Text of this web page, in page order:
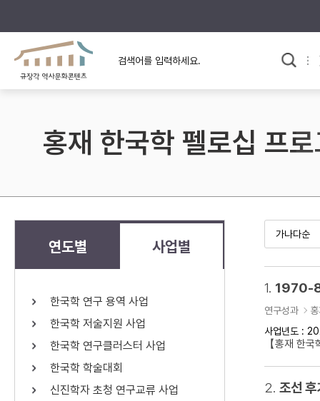
규장각의 어제와 오늘
규장각 소개영상
사료와 문학으로 본
고대
고려
조선 후기
근대
검색 연산자 사용안내
연산자
AND
OR 정조 OR 정약용 “정조” 또는 “
홍재 한국학 펠로십 프
연도별 사업별
한국학 연구 용역 사업
한국학 저술지원 사업
한국학 연구클러스터 사업
한국학 학술대회
신진학자 초청 연구교류 사업
1. 1970-
연구성과
사업년도 :
【홍재 한
2. 조선 후